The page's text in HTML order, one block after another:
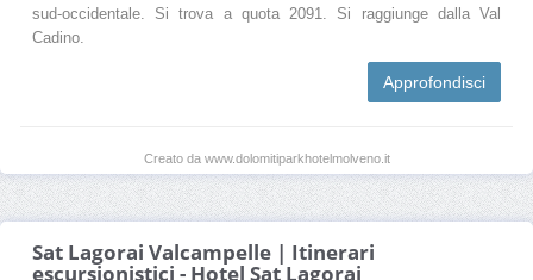
sud-occidentale. Si trova a quota 2091. Si raggiunge dalla Val
Cadino.
Approfondisci
Creato da www.dolomitiparkhotelmolveno.it
Sat Lagorai Valcampelle | Itinerari
escursionistici - Hotel Sat Lagorai